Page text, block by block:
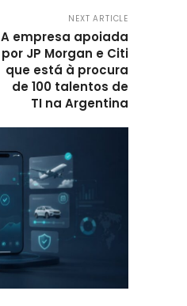
NEXT ARTICLE
A empresa apoiada
por JP Morgan e Citi
que está à procura
de 100 talentos de
TI na Argentina